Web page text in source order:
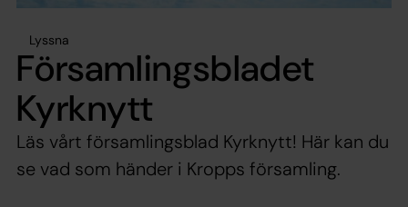
Lyssna
Församlingsbladet
Kyrknytt
Läs vårt församlingsblad Kyrknytt! Här kan du
se vad som händer i Kropps församling.